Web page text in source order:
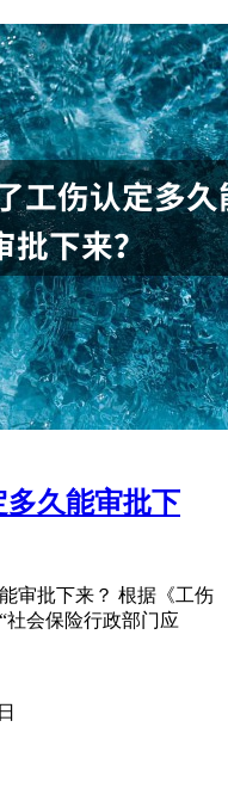
久能审批下
审批下来？ 根据《工伤
社会保险行政部门应